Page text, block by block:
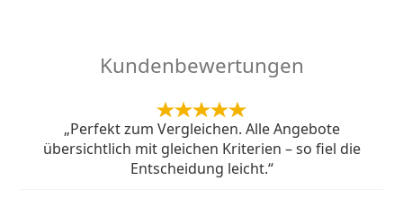
Kundenbewertungen
„Perfekt zum Vergleichen. Alle Angebote
übersichtlich mit gleichen Kriterien – so fiel die
Entscheidung leicht.“